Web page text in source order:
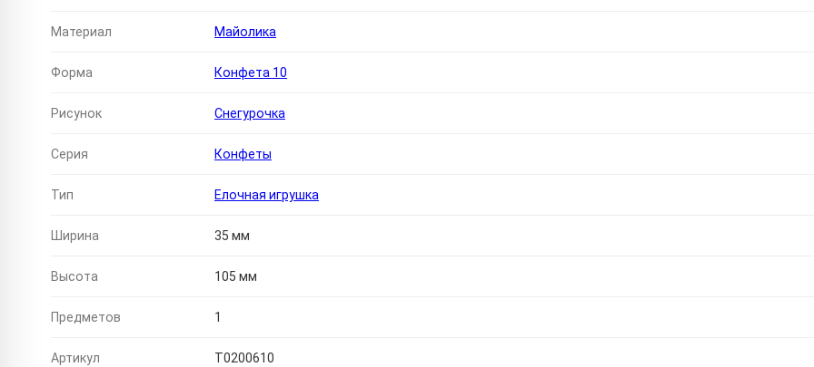
Материал Майолика
Форма Конфета 10
Рисунок Снегурочка
Серия Конфеты
Тип Елочная игрушка
Ширина 35 мм
Высота 105 мм
Предметов 1
Артикул T0200610